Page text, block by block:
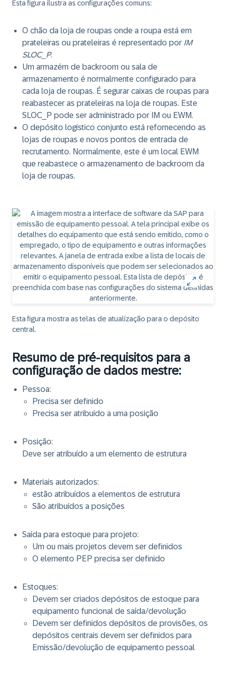
Esta figura ilustra as configurações comuns:
O chão da loja de roupas onde a roupa está em
prateleiras ou prateleiras é representado por IM
SLOC_P.
Um armazém de backroom ou sala de
armazenamento é normalmente configurado para
cada loja de roupas. É segurar caixas de roupas para
reabastecer as prateleiras na loja de roupas. Este
SLOC_P pode ser administrado por IM ou EWM.
O depósito logístico conjunto está refornecendo as
lojas de roupas e novos pontos de entrada de
recrutamento. Normalmente, este é um local EWM
que reabastece o armazenamento de backroom da
loja de roupas.
Esta figura mostra as telas de atualização para o depósito
central.
Resumo de pré-requisitos para a
configuração de dados mestre:
Pessoa:
Precisa ser definido
Precisa ser atribuído a uma posição
Posição:
Deve ser atribuído a um elemento de estrutura
Materiais autorizados:
estão atribuídos a elementos de estrutura
São atribuídos a posições
Saída para estoque para projeto:
Um ou mais projetos devem ser definidos
O elemento PEP precisa ser definido
Estoques:
Devem ser criados depósitos de estoque para
equipamento funcional de saída/devolução
Devem ser definidos depósitos de provisões, os
depósitos centrais devem ser definidos para
Emissão/devolução de equipamento pessoal